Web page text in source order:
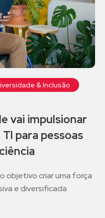
& Inclusão
vai impulsionar
para pessoas
objetivo criar uma força
e diversificada